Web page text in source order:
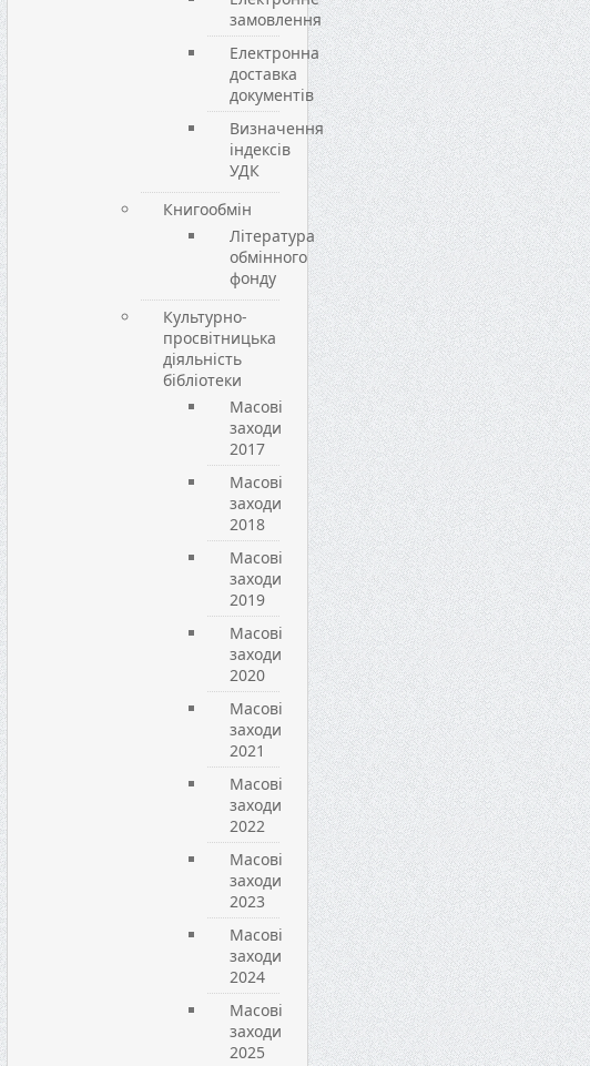
замовлення
Електронна
доставка
документів
Визначення
індексів
УДК
Книгообмін
Література
обмінного
фонду
Культурно-
просвітницька
діяльність
бібліотеки
Масові
заходи
2017
Масові
заходи
2018
Масові
заходи
2019
Масові
заходи
2020
Масові
заходи
2021
Масові
заходи
2022
Масові
заходи
2023
Масові
заходи
2024
Масові
заходи
2025